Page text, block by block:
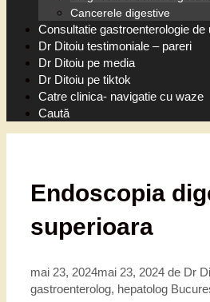
Cancerele digestive
Consultatie gastroenterologie de
Dr Ditoiu testimoniale – pareri
Dr Ditoiu pe media
Dr Ditoiu pe tiktok
Catre clinica- navigatie cu waze
Caută
Endoscopia
superioara
mai 23, 2024mai 23, 2024 de Dr
gastroenterolog, hepatolog